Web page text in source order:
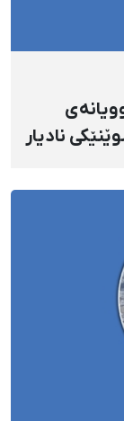
نادیار